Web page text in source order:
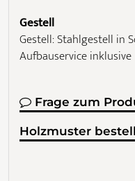
Gestell
Gestell: Stahlgestell in
Aufbauservice inklusive
Frage zum
Holzmuster